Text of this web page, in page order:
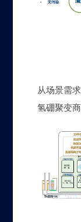
从场景需
氢硼聚变